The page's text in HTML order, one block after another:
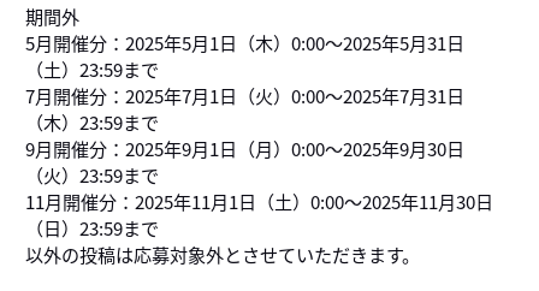
期間外
5月開催分：2025年5月1日（木）0:00～2025年5月31日
（土）23:59まで
7月開催分：2025年7月1日（火）0:00～2025年7月31日
（木）23:59まで
9月開催分：2025年9月1日（月）0:00～2025年9月30日
（火）23:59まで
11月開催分：2025年11月1日（土）0:00～2025年11月30日
（日）23:59まで
以外の投稿は応募対象外とさせていただきます。